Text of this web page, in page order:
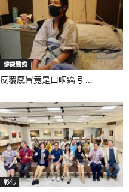
健康醫療
反覆感冒竟是口咽癌 引...
彰化